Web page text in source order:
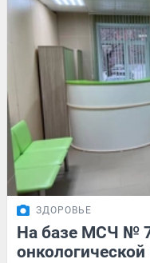
ЗДОРОВЬЕ
На базе МСЧ №